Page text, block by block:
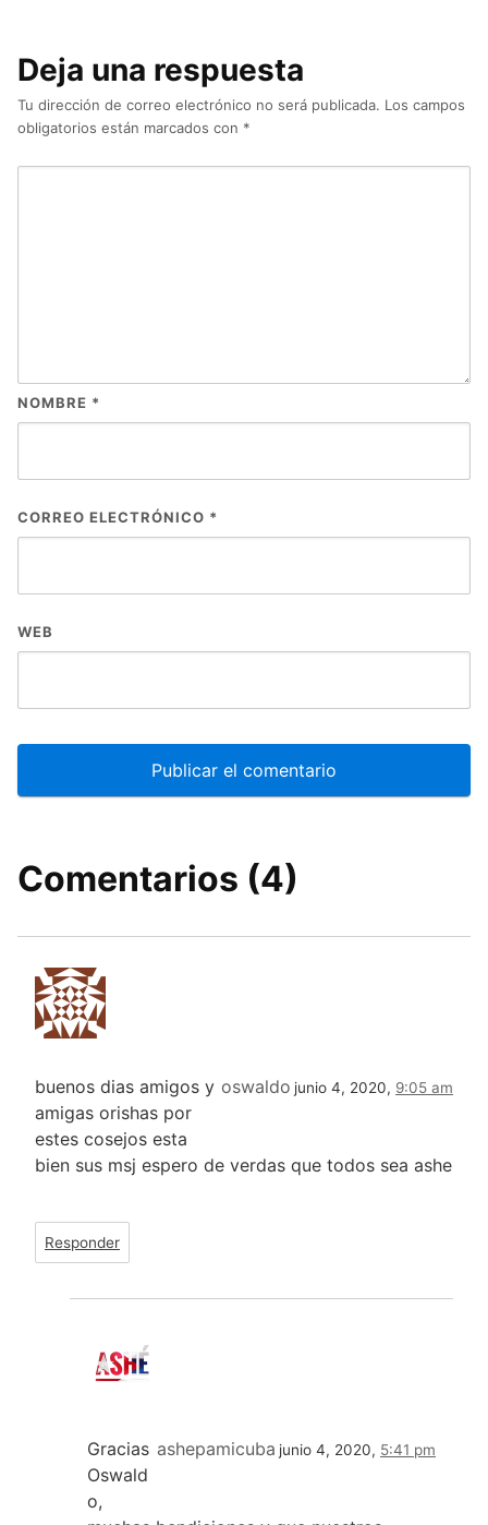
Deja una respuesta
Tu dirección de correo electrónico no será publicada. Los campos
obligatorios están marcados con *
NOMBRE *
CORREO ELECTRÓNICO *
WEB
Comentarios (4)
oswaldo junio 4, 2020, 9:05 am
buenos dias amigos y
amigas orishas por
estes cosejos esta
bien sus msj espero de verdas que todos sea ashe
Responder
ashepamicuba junio 4, 2020, 5:41 pm
Gracias
Oswald
o,